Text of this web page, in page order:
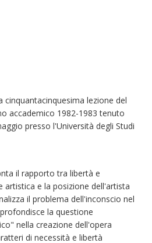
cinquantacinquesima lezione del
accademico 1982-1983 tenuto
presso l'Università degli Studi
il rapporto tra libertà e
artistica e la posizione dell'artista
il problema dell'inconscio nel
la questione
nella creazione dell'opera
di necessità e libertà